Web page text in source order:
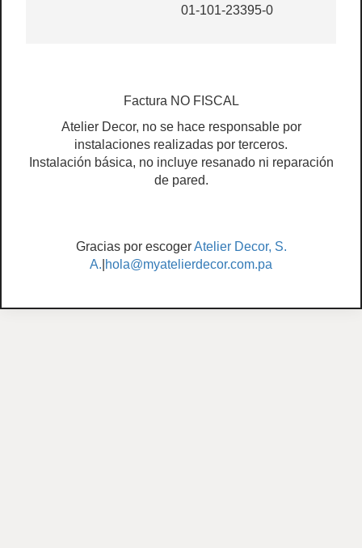
01-101-23395-0
Factura NO FISCAL
Atelier Decor, no se hace responsable por
instalaciones realizadas por terceros.
Instalación básica, no incluye resanado ni reparación
de pared.
Gracias por escogerAtelier Decor, S.
A. hola@myatelierdecor.com.pa